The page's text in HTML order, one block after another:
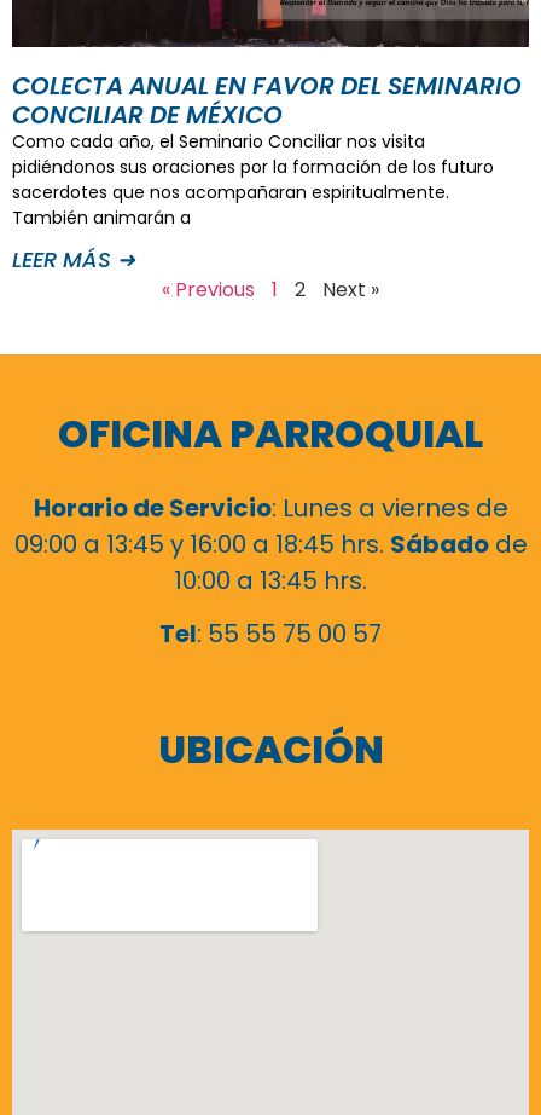
COLECTA ANUAL EN FAVOR DEL SEMINARIO
CONCILIAR DE MÉXICO
Como cada año, el Seminario Conciliar nos visita
pidiéndonos sus oraciones por la formación de los futuro
sacerdotes que nos acompañaran espiritualmente.
También animarán a
LEER MÁS ➜
« Previous 1 2 Next »
OFICINA PARROQUIAL
Horario de Servicio: Lunes a viernes de
09:00 a 13:45 y 16:00 a 18:45 hrs. Sábadode
10:00 a 13:45 hrs.
Tel: 55 55 75 00 57
UBICACIÓN